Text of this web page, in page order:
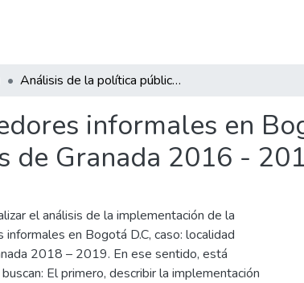
Análisis de la política pública de vendedores informales en Bogotá D.C, caso : localidad Engativá - barrio Villas de Granada 2016 - 2019
informales en
de Granada 2016 -
el análisis de la implementación de la
en Bogotá D.C, caso: localidad
2018 – 2019. En ese sentido, está
El primero, describir la implementación